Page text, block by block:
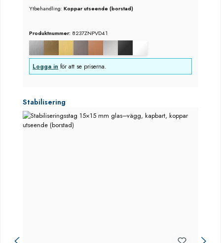
Ytbehandling:Koppar utseende (borstad)
Produktnummer: 8237ZNPVD41
Logga in för att se priserna.
Hoppa över produktgalleri
Stabilisering